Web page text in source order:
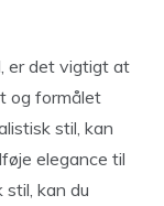
er det vigtigt at
og formålet
stil, kan
elegance til
stil, kan du